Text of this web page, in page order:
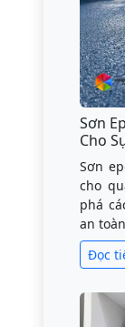
Sơn
Cho
Sơn
cho
phá
an
Đọc